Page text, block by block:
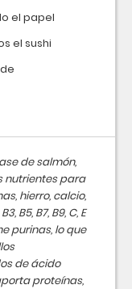
el papel
el sushi
de salmón,
nutrientes para
hierro, calcio,
B5, B7, B9, C, E
purinas, lo que
de ácido
proteínas,